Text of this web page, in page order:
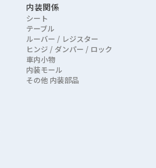
内装関係
シート
テーブル
ルーバー / レジスター
ヒンジ / ダンパー / ロック
車内小物
内装モール
その他 内装部品